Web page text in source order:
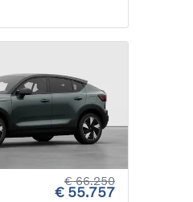
€ 66.250
€ 55.757